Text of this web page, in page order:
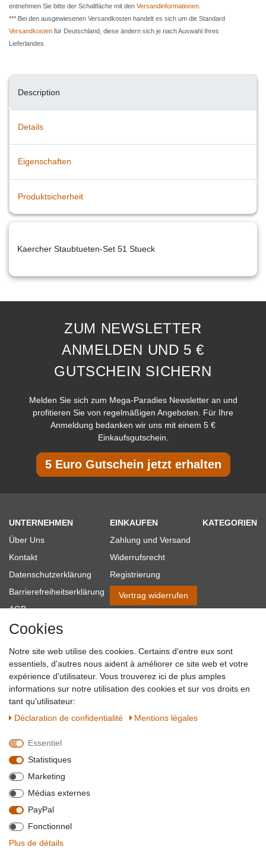
entnehmen Sie bitte der Schaltfäche mit den Versandinformationen
*** Bei den ausgewiesenen Versandkosten handelt es sich um die Standard
Versandkosten für Deutschland, diese ändern sich je nach Auswahl Ihres
Lieferlandes.
Description
Details
Eigenschaften
Produktsicherheit
Kaercher Staubtueten-Set 51 Stueck
ZUM NEWSLETTER
ANMELDEN UND 5 €
GUTSCHEIN SICHERN
Melden Sie sich zum Mega-Paradies Newsletter an und
profitieren Sie von regelmäßigen Angeboten. Für Ihre
Anmeldung bedanken wir uns mit einem 5 €
Einkaufsgutschein.
5 Euro Gutschein jetzt erhalten
UNTERNEHMEN
Über Uns
Kontakt
Datenschutzerklärung
Barrierefreiheitserklärung
AGB
Impressum
Blog
EINKAUFEN
Zahlung und Versand
Widerrufsrecht
Registrierung
Vertrag widerrufen
KATEGORIEN
SICHER EINKAUFEN
QUALITÄT
WIR AKZEPTIEREN
*Alle Preise verstehen sich inkl. MwSt. zzgl. Versandkosten. **Gilt für Lieferungen
innerhalb deutschlands, Lieferzeiten für andere Länder entnehmen Sie bitte der
Cookies
Notre site web utilise des cookies. Certains d'entre eux sont
essentiels, d'autres nous aident à améliorer ce site web et votre
expérience d'utilisateur. Vous trouverez ici de plus amples
informations sur notre utilisation des cookies et sur vos droits en
tant qu'utilisateur:
Déclaration de confidentialité
Mentions légales
Essentiel
Statistiques
Marketing
Médias externes
PayPal
Fonctionnel
Plus de détails